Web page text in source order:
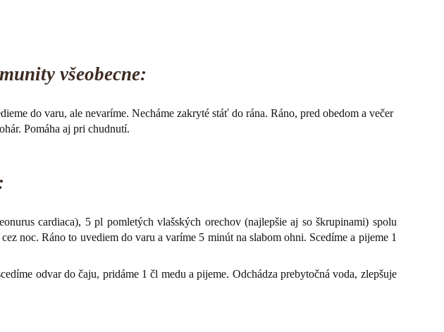
všeobecne:
do varu, ale nevaríme. Necháme zakryté stáť do rána. Ráno, pred obedom a večer
Pomáha aj pri chudnutí.
cardiaca), 5 pl pomletých vlašských orechov (najlepšie aj so škrupinami) spolu
noc. Ráno to uvediem do varu a varíme 5 minút na slabom ohni. Scedíme a pijeme 1
odvar do čaju, pridáme 1 čl medu a pijeme. Odchádza prebytočná voda, zlepšuje